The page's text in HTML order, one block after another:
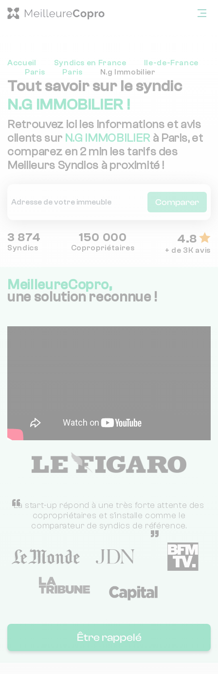
Accueil Syndics en France
Ile-de-France
Paris
Paris N.g Immobilier
Tout savoir sur le syndic
N.G IMMOBILIER !
Retrouvez ici les informations et avis
clients sur N.G IMMOBILIERà Paris, et
comparez en 2 min les tarifs des
Meilleurs Syndics à proximité !
Comparer
3 874
Syndics
150 000
Copropriétaires
4.8
+ de 3K avis
MeilleureCopro,
une solution reconnue !
“
La start-up répond à une très forte attente des
copropriétaires et s'installe comme le
comparateur de syndics de référence.
”
Être rappelé